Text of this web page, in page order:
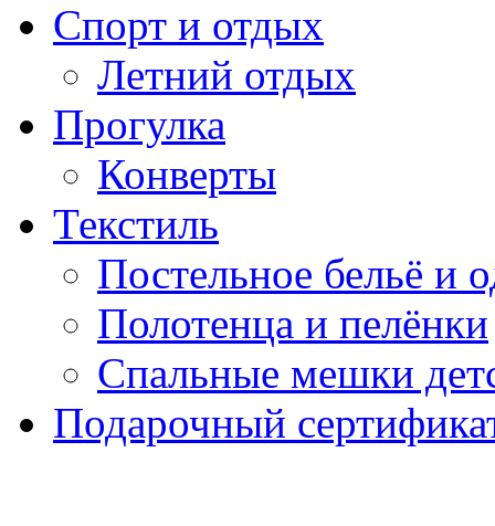
Спорт и отдых
Летний отдых
Прогулка
Конверты
Текстиль
Постельное бельё и
Полотенца и пелёнки
Спальные мешки
Подарочный